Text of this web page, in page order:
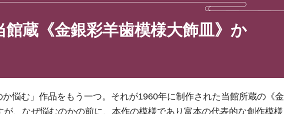
蔵《金銀彩羊歯模様大飾皿》か
悩む」作品をもう一つ。それが1960年に制作された当館所蔵の《金
、なぜ悩むのかの前に、本作の模様であり富本の代表的な創作模様